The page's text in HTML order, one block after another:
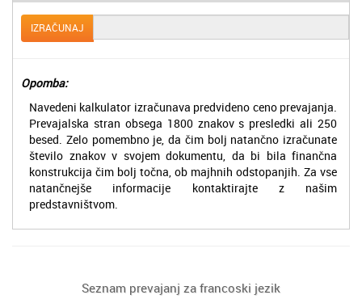
IZRAČUNAJ
Opomba:
Navedeni kalkulator izračunava predvideno ceno prevajanja.
Prevajalska stran obsega 1800 znakov s presledki ali 250
besed. Zelo pomembno je, da čim bolj natančno izračunate
število znakov v svojem dokumentu, da bi bila finančna
konstrukcija čim bolj točna, ob majhnih odstopanjih. Za vse
natančnejše informacije kontaktirajte z našim
predstavništvom.
Seznam prevajanj za francoski jezik